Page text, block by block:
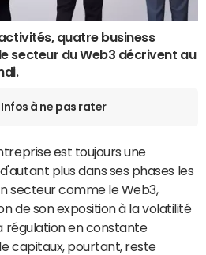
quatre business
secteur du Web3 décrivent au
à ne pas rater
est toujours une
plus dans ses phases les
secteur comme le Web3,
de son exposition à la volatilité
régulation en constante
capitaux, pourtant, reste